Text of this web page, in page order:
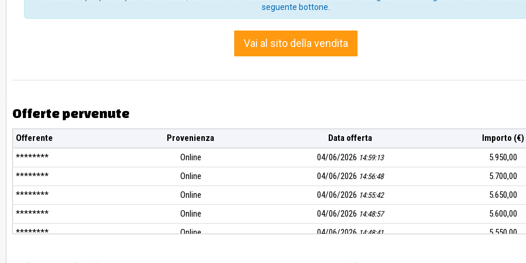
rappresentano certificazione. Essendo beni posti in vendita in ambito giudiziario, gli stessi rientrano nella tipologia del visto e
di fatto e di diritto in cui si trovano senza alcuna garanzia.
seguente bottone.
Vai al sito della vendita
Offerte pervenute
Offerente Provenienza Data offerta
Importo (€)
********
Online 04/06/2026 14:59:13
5.950,00
********
Online 04/06/2026 14:56:48
5.700,00
********
Online 04/06/2026 14:55:42
5.650,00
********
Online 04/06/2026 14:48:57
5.600,00
********
Online 04/06/202614:48:41
5.550,00